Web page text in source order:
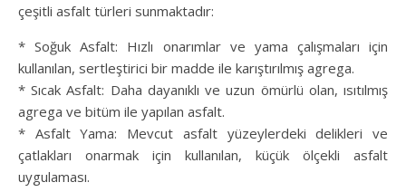
çeşitli asfalt türleri sunmaktadır:
* Soğuk Asfalt: Hızlı onarımlar ve yama çalışmaları için
kullanılan, sertleştirici bir madde ile karıştırılmış agrega.
* Sıcak Asfalt: Daha dayanıklı ve uzun ömürlü olan, ısıtılmış
agrega ve bitüm ile yapılan asfalt.
* Asfalt Yama: Mevcut asfalt yüzeylerdeki delikleri ve
çatlakları onarmak için kullanılan, küçük ölçekli asfalt
uygulaması.